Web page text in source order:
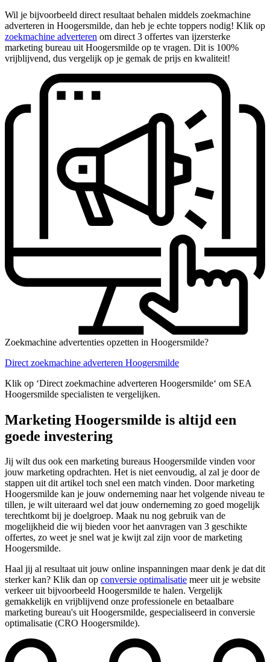
Wil je bijvoorbeeld direct resultaat behalen middels zoekmachine
adverteren in Hoogersmilde, dan heb je echte toppers nodig! Klik op
zoekmachine adverteren om direct 3 offertes van ijzersterke
marketing bureau uit Hoogersmilde op te vragen. Dit is 100%
vrijblijvend, dus vergelijk op je gemak de prijs en kwaliteit!
Zoekmachine advertenties opzetten in Hoogersmilde?
Direct zoekmachine adverteren Hoogersmilde
Klik op ‘Direct zoekmachine adverteren Hoogersmilde‘ om SEA
Hoogersmilde specialisten te vergelijken.
Marketing Hoogersmilde is altijd een
goede investering
Jij wilt dus ook een marketing bureaus Hoogersmilde vinden voor
jouw marketing opdrachten. Het is niet eenvoudig, al zal je door de
stappen uit dit artikel toch snel een match vinden. Door marketing
Hoogersmilde kan je jouw onderneming naar het volgende niveau te
tillen, je wilt uiteraard wel dat jouw onderneming zo goed mogelijk
terechtkomt bij je doelgroep. Maak nu nog gebruik van de
mogelijkheid die wij bieden voor het aanvragen van 3 geschikte
offertes, zo weet je snel wat je kwijt zal zijn voor de marketing
Hoogersmilde.
Haal jij al resultaat uit jouw online inspanningen maar denk je dat dit
sterker kan? Klik dan op conversie optimalisatie meer uit je website
verkeer uit bijvoorbeeld Hoogersmilde te halen. Vergelijk
gemakkelijk en vrijblijvend onze professionele en betaalbare
marketing bureau's uit Hoogersmilde, gespecialiseerd in conversie
optimalisatie (CRO Hoogersmilde).